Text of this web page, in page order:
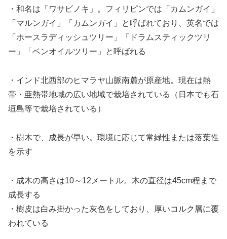
・和名は「ワサビノキ」。フィリピンでは「カムンガイ」
「マルンガイ」「カムンガイ」と呼ばれており、英名では
「ホースラディッシュツリー」「ドラムスティックツリ
ー」「ベンオイルツリー」と呼ばれる
・インド北西部のヒマラヤ山脈南麓が原産地。現在は熱
帯・亜熱帯地域の広い地域で栽培されている（日本でも石
垣島等で栽培されている）
・樹木で、成長が早い。環境に応じて常緑性または落葉性
を示す
・成木の高さは10～12メートル。木の直径は45cm程まで
成長する
・樹皮は白み掛かった灰色をしており、厚いコルク層に覆
われている